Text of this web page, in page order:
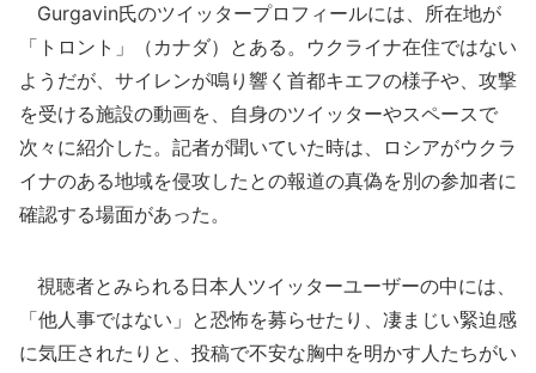
Gurgavin氏のツイッタープロフィールには、所在地が
「トロント」（カナダ）とある。ウクライナ在住ではない
ようだが、サイレンが鳴り響く首都キエフの様子や、攻撃
を受ける施設の動画を、自身のツイッターやスペースで
次々に紹介した。記者が聞いていた時は、ロシアがウクラ
イナのある地域を侵攻したとの報道の真偽を別の参加者に
確認する場面があった。
視聴者とみられる日本人ツイッターユーザーの中には、
「他人事ではない」と恐怖を募らせたり、凄まじい緊迫感
に気圧されたりと、投稿で不安な胸中を明かす人たちがい